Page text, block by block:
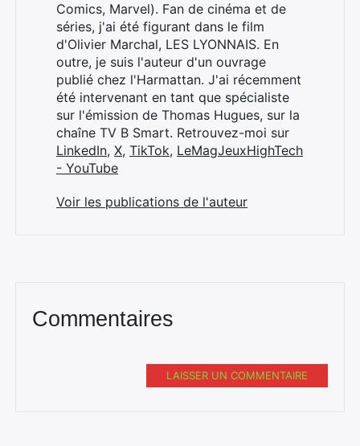
Comics, Marvel). Fan de cinéma et de
séries, j'ai été figurant dans le film
d'Olivier Marchal, LES LYONNAIS. En
outre, je suis l'auteur d'un ouvrage
publié chez l'Harmattan. J'ai récemment
été intervenant en tant que spécialiste
sur l'émission de Thomas Hugues, sur la
chaîne TV B Smart. Retrouvez-moi sur
LinkedIn, X, TikTok, LeMagJeuxHighTech
- YouTube
Voir les publications de l'auteur
Commentaires
LAISSER UN COMMENTAIRE
Rechercher
: